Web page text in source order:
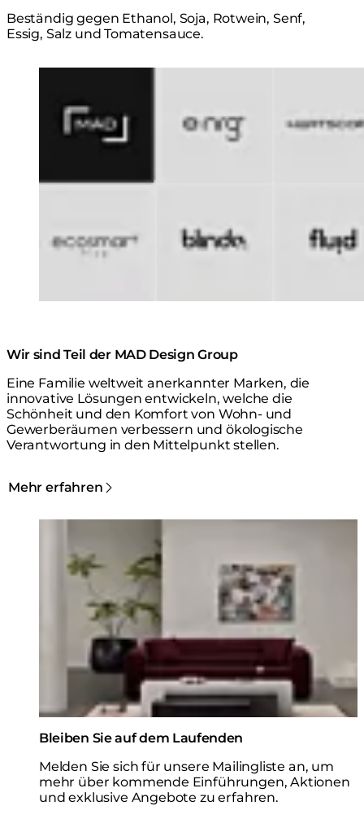
Beständig gegen Ethanol, Soja, Rotwein, Senf,
Essig, Salz und Tomatensauce.
Wir sind Teil der MAD Design Group
Eine Familie weltweit anerkannter Marken, die
innovative Lösungen entwickeln, welche die
Schönheit und den Komfort von Wohn- und
Gewerberäumen verbessern und ökologische
Verantwortung in den Mittelpunkt stellen.
Mehr erfahren
Bleiben Sie auf dem Laufenden
Melden Sie sich für unsere Mailingliste an, um
mehr über kommende Einführungen, Aktionen
und exklusive Angebote zu erfahren.